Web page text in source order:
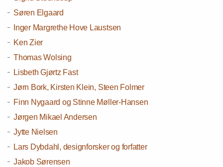
Søren Elgaard
Inger Margrethe Hove Laustsen
Ken Zier
Thomas Wolsing
Lisbeth Gjørtz Fast
Jørn Bork, Kirsten Klein, Steen Folmer
Finn Nygaard og Stinne Møller-Hansen
Jørgen Mikael Andersen
Jytte Nielsen
Lars Dybdahl, designforsker og forfatter
Jakob Sørensen